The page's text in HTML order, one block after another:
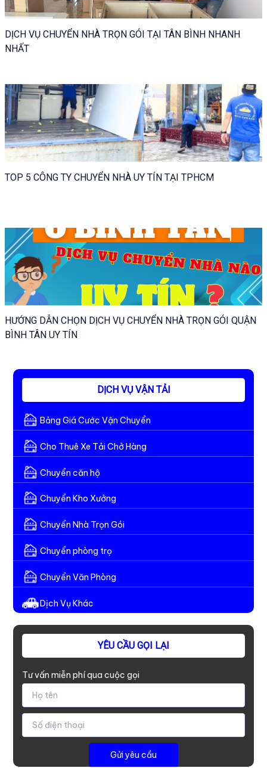
DỊCH VỤ CHUYỂN NHÀ TRỌN GÓI TẠI TÂN BÌNH NHANH
NHẤT
TOP 5 CÔNG TY CHUYỂN NHÀ UY TÍN TẠI TPHCM
HƯỚNG DẪN CHỌN DỊCH VỤ CHUYỂN NHÀ TRỌN GÓI QUẬN
BÌNH TÂN UY TÍN
DỊCH VỤ VẬN TẢI
Bảng Giá Cước Vận Chuyển
Cho Thuê Xe Tải Chở Hàng
Chuyển căn hộ
Chuyển Kho Xưởng
Chuyển Nhà Trọn Gói
Chuyển phòng trọ
Chuyển Văn Phòng
Dịch Vụ Khác
YÊU CẦU GỌI LẠI
Tư vấn miễn phí qua cuộc gọi